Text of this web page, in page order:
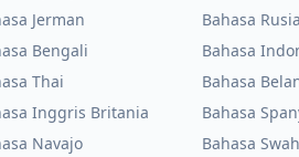
Jerman Bahasa Rusia
Bengali Bahasa
Thai Bahasa
Inggris Britania Bahasa
Navajo Bahasa